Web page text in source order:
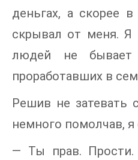
деньгах, а скорее
скрывал от меня.
людей не бывает
проработавших в
Решив не затевать
немного помолчав, я
— Ты прав. Прости.